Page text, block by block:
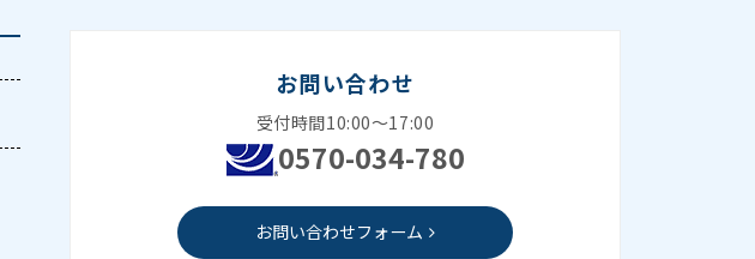
お問い合わせ
受付時間10:00～17:00
0570-034-780
お問い合わせフォーム